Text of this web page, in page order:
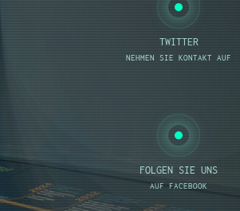
TWITTER
NEHMEN SIE KONTAKT AUF
FOLGEN SIE UNS
AUF FACEBOOK